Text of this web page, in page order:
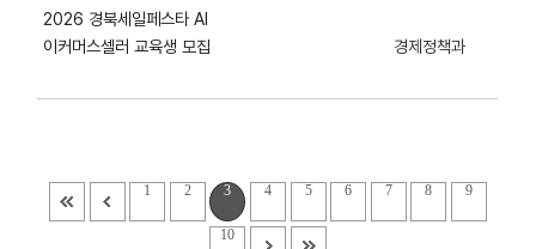
2026 경북세일페스타 AI
이커머스셀러 교육생 모집
경제정책과
1 2 3 4 5 6 7 8 9
10